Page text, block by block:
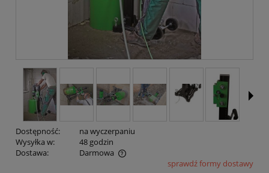
Dostępność:
na wyczerpaniu
Wysyłka w:
48 godzin
Dostawa:
Darmowa
Cena nie zawiera ewentualnych kosztów płatnościsprawdź formy dostawy